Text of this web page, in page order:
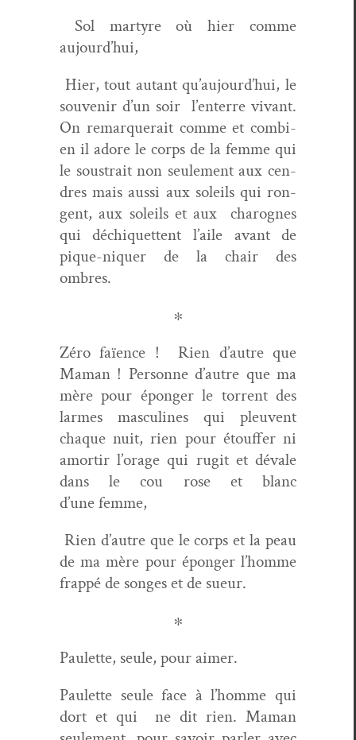
Sol mar­tyre où hier comme
aujourd’hui,
Hier, tout autant qu’aujourd’hui, le
sou­venir d’un soir l’enterre vivant.
On remar­querait comme et com­bi­
en il adore le corps de la femme qui
le sous­trait non seule­ment aux cen­
dres mais aus­si aux soleils qui ron­
gent, aux soleils et aux
charognes
qui déchi­quet­tent l’aile avant de
pique-niquer de la chair des
ombres.
∗
Zéro faïence !
Rien d’autre que
Maman ! Per­son­ne d’autre que ma
mère pour éponger le tor­rent des
larmes mas­cu­lines qui pleu­vent
chaque nuit, rien pour étouf­fer ni
amor­tir l’orage qui rugit et dévale
dans le cou rose et blanc
d’une femme,
Rien d’autre que le corps et la peau
de ma mère pour éponger l’homme
frap­pé de songes et de sueur.
∗
Paulette, seule, pour aimer.
Paulette seule face à l’homme qui
dort et qui
ne dit rien. Maman